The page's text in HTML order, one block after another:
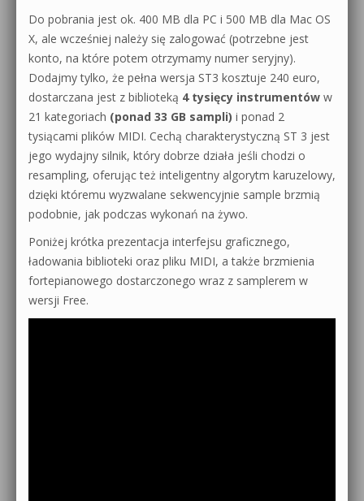
Do pobrania jest ok. 400 MB dla PC i 500 MB dla Mac OS
X, ale wcześniej należy się zalogować (potrzebne jest
konto, na które potem otrzymamy numer seryjny).
Dodajmy tylko, że pełna wersja ST3 kosztuje 240 euro,
dostarczana jest z biblioteką 4 tysięcy instrumentów w
21 kategoriach (ponad 33 GB sampli) i ponad 2
tysiącami plików MIDI. Cechą charakterystyczną ST 3 jest
jego wydajny silnik, który dobrze działa jeśli chodzi o
resampling, oferując też inteligentny algorytm karuzelowy,
dzięki któremu wyzwalane sekwencyjnie sample brzmią
podobnie, jak podczas wykonań na żywo.
Poniżej krótka prezentacja interfejsu graficznego,
ładowania biblioteki oraz pliku MIDI, a także brzmienia
fortepianowego dostarczonego wraz z samplerem w
wersji Free.